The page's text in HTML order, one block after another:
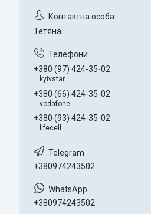
Тетяна
+380 (97) 424-35-02
kyivstar
+380 (66) 424-35-02
vodafone
+380 (93) 424-35-02
lifecell
+380974243502
+380974243502